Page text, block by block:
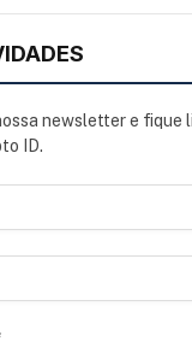
newsletter e fique
ID.